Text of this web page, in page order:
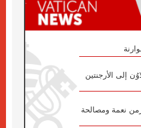
إلى الأرجنتين
زمن نعمة ومصالحة